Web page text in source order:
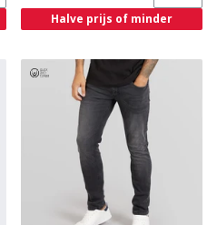
Halve prijs of minder